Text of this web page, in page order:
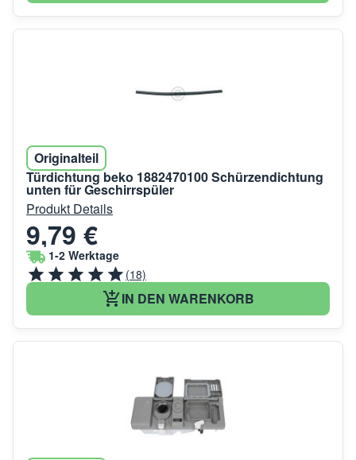
Originalteil
Türdichtung beko 1882470100 Schürzendichtung
unten für Geschirrspüler
Produkt Details
9,79 €
1-2 Werktage
(18)
IN DEN WARENKORB